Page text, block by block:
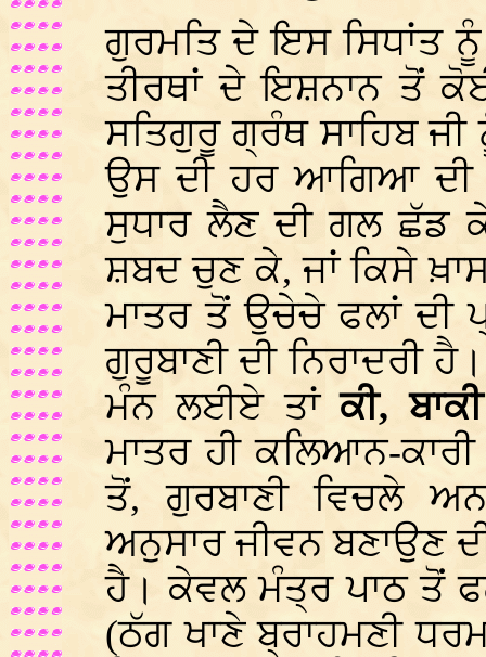
ਗੁਰਮਤਿ ਦੇ ਇਸ ਸਿਧਾਂਤ
ਤੀਰਥਾਂ ਦੇ ਇਸ਼ਨਾਨ ਤੋਂ
ਸਤਿਗੁਰੂ ਗ੍ਰੰਥ ਸਾਹਿਬ
ਉਸ ਦੀ ਹਰ ਆਗਿਆ ਦੀ
ਸੁਧਾਰ ਲੈਣ ਦੀ ਗਲ ਛੱਡ
ਸ਼ਬਦ ਚੁਣ ਕੇ, ਜਾਂ ਕਿਸੇ
ਮਾਤਰ ਤੋਂ ਉਚੇਚੇ ਫਲਾਂ ਦੀ
ਗੁਰੂਬਾਣੀ ਦੀ ਨਿਰਾਦਰੀ
ਮੰਨ ਲਈਏ ਤਾਂਕੀ,
ਮਾਤਰ ਹੀ ਕਲਿਆਨ-
ਤੋਂ, ਗੁਰਬਾਣੀ ਵਿਚਲੇ
ਅਨੁਸਾਰ ਜੀਵਨ ਬਣਾਉਣ
ਹੈ। ਕੇਵਲ ਮੰਤ੍ਰ ਪਾਠ ਤੋਂ
(ਠੱਗ ਖਾਣੇ ਬ੍ਰਾਹਮਣੀ